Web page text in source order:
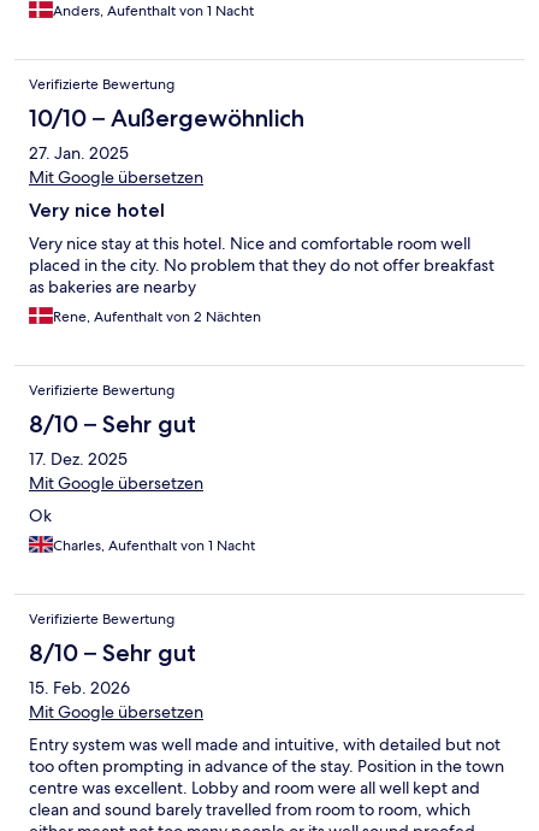
Anders, Aufenthalt von 1 Nacht
Verifizierte Bewertung
10/10 – Außergewöhnlich
27. Jan. 2025
Mit Google übersetzen
Very nice hotel
Very nice stay at this hotel. Nice and comfortable room well
placed in the city. No problem that they do not offer breakfast
as bakeries are nearby
Rene, Aufenthalt von 2 Nächten
Verifizierte Bewertung
8/10 – Sehr gut
17. Dez. 2025
Mit Google übersetzen
Ok
Charles, Aufenthalt von 1 Nacht
Verifizierte Bewertung
8/10 – Sehr gut
15. Feb. 2026
Mit Google übersetzen
Entry system was well made and intuitive, with detailed but not
too often prompting in advance of the stay. Position in the town
centre was excellent. Lobby and room were all well kept and
clean and sound barely travelled from room to room, which